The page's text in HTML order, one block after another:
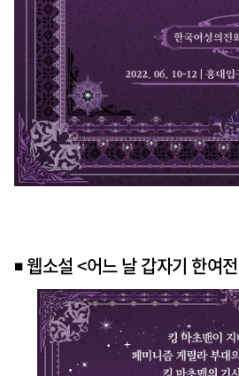
◾웹소설 <어느 날 갑자기 한여